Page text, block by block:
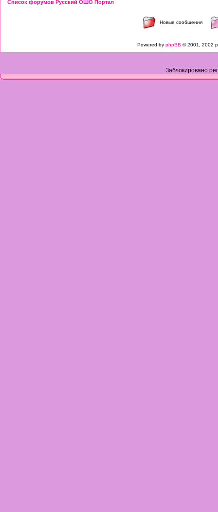
Список форумов Русский ОШО Портал
Новые сообщения
Powered by phpBB © 2001, 2002
Заблокировано